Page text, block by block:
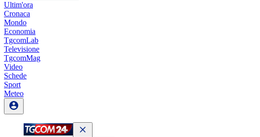
Ultim'ora
Cronaca
Mondo
Economia
TgcomLab
Televisione
TgcomMag
Video
Schede
Sport
Meteo